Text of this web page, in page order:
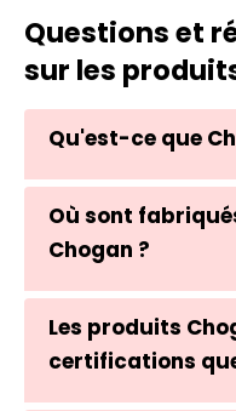
Questions et
sur les
Qu'est-ce que
Où sont
Chogan ?
Les produits
certifications